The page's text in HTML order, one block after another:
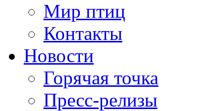
Мир птиц
Контакты
Новости
Горячая точка
Пресс-релизы